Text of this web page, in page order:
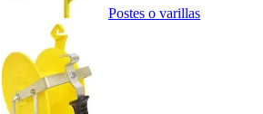
Postes o varillas